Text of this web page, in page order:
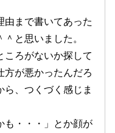
由まで書いてあった
と思いました。
ころがないか探して
方が悪かったんだろ
ら、つくづく感じま
も・・・」とか顔が